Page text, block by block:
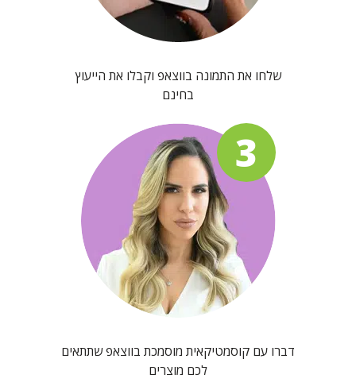
שלחו את התמונה בווצאפ וקבלו את הייעוץ
בחינם
3
דברו עם קוסמטיקאית מוסמכת בווצאפ שתתאים
לכם מוצרים